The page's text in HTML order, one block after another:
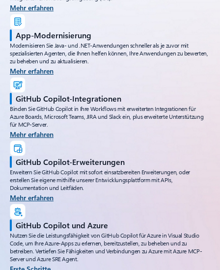
Mehr erfahren
App-Modernisierung
Modernisieren Sie Java- und .NET-Anwendungen schneller als je zuvor mit
spezialisierten Agenten, die Ihnen helfen können, Ihre Anwendungen zu bewerten,
zu beheben und zu aktualisieren.
Mehr erfahren
GitHub Copilot-Integrationen
Binden Sie GitHub Copilot in Ihre Workflows mit erweiterten Integrationen für
Azure Boards, Microsoft Teams, JIRA und Slack ein, plus erweiterte Unterstützung
für MCP-Server.
Mehr erfahren
GitHub Copilot-Erweiterungen
Erweitern Sie GitHub Copilot mit sofort einsatzbereiten Erweiterungen, oder
erstellen Sie eigene mithilfe unserer Entwicklungsplattform mit APIs,
Dokumentation und Leitfäden.
Mehr erfahren
GitHub Copilot und Azure
Nutzen Sie die Leistungsfähigkeit von GitHub Copilot für Azure in Visual Studio
Code, um Ihre Azure-Apps zu erlernen, bereitzustellen, zu beheben und zu
betreiben. Vertiefen Sie Fähigkeiten und Verbindungen zu Azure mit Azure MCP-
Server und Azure SRE Agent.